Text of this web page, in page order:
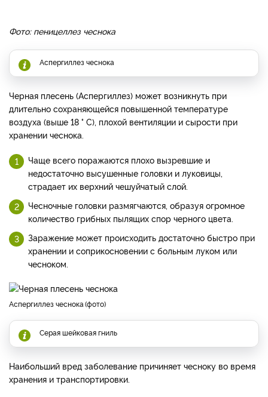
Фото: пеницеллез чеснока
Аспергиллез чеснока
Черная плесень (Аспергиллез) может возникнуть при
длительно сохраняющейся повышенной температуре
воздуха (выше 18 ° С), плохой вентиляции и сырости при
хранении чеснока.
Чаще всего поражаются плохо вызревшие и
недостаточно высушенные головки и луковицы,
страдает их верхний чешуйчатый слой.
Чесночные головки размягчаются, образуя огромное
количество грибных пылящих спор черного цвета.
Заражение может происходить достаточно быстро при
хранении и соприкосновении с больным луком или
чесноком.
Аспергиллез чеснока фото
Серая шейковая гниль
Наибольший вред заболевание причиняет чесноку во время
хранения и транспортировки.